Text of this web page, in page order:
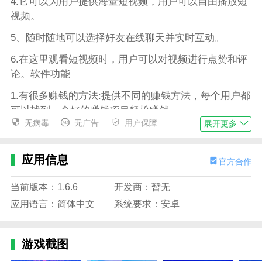
视频。
5、随时随地可以选择好友在线聊天并实时互动。
6.在这里观看短视频时，用户可以对视频进行点赞和评
论。软件功能
1.有很多赚钱的方法:提供不同的赚钱方法，每个用户都
可以找到一个好的赚钱项目轻松赚钱。
2.赚钱的高回报:你可以有越来越好的回报。只要你想赚
3.通过视频直播点播、文化资源挖掘、人才教育培训、
文创产品交易、知识付费学习等实现资源共享、粉丝共
享、经济共享的能力。
中创造文化价值的目标。
无病毒 无广告 用户保障 展开更多
应用信息 官方合作
当前版本：1.6.6
开发商：暂无
应用语言：简体中文
系统要求：安卓
游戏截图